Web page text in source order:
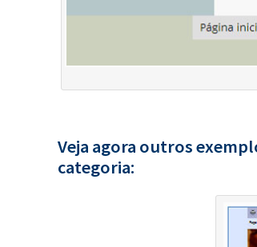
Veja agora outros
categoria: